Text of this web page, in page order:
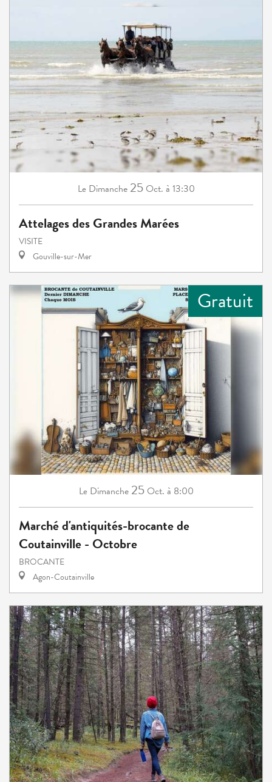
Le Dimanche 25 Oct. à 13:30
Attelages des Grandes Marées
VISITE
Gouville-sur-Mer
Gratuit
Le Dimanche 25 Oct. à 8:00
Marché d'antiquités-brocante de
Coutainville - Octobre
BROCANTE
Agon-Coutainville